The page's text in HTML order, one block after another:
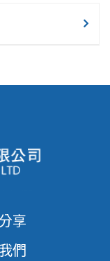
享
們